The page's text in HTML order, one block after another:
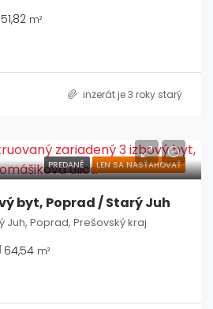
51,82 m²
inzerát je 3 roky starý
PREDANÉ LEN SA NASŤAHOVAŤ
byt, Poprad / Starý Juh
Juh, Poprad, Prešovský kraj
64,54 m²